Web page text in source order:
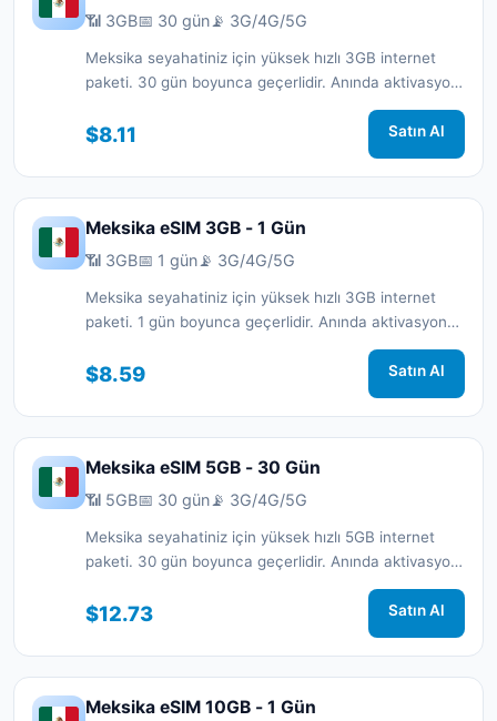
📶 3GB📅 30 gün📡 3G/4G/5G
Meksika seyahatiniz için yüksek hızlı 3GB internet
paketi. 30 gün boyunca geçerlidir. Anında aktivasyon
$8.11 Satın Al
Meksika eSIM 3GB - 1 Gün
📶 3GB📅 1 gün📡 3G/4G/5G
Meksika seyahatiniz için yüksek hızlı 3GB internet
paketi. 1 gün boyunca geçerlidir. Anında aktivasyon
$8.59 Satın Al
Meksika eSIM 5GB - 30 Gün
📶 5GB📅 30 gün📡 3G/4G/5G
Meksika seyahatiniz için yüksek hızlı 5GB internet
paketi. 30 gün boyunca geçerlidir. Anında aktivasyon
$12.73 Satın Al
Meksika eSIM 10GB - 1 Gün